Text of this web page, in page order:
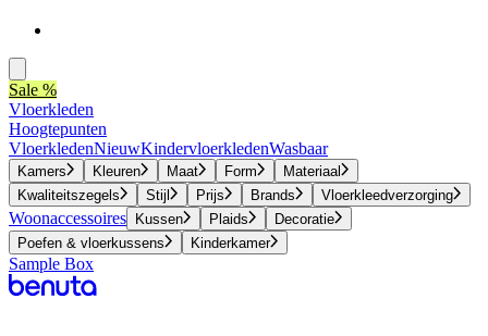
Sale %
Vloerkleden
Hoogtepunten
VloerkledenNieuwKindervloerkledenWasbaar
Kamers Kleuren Maat Form
Materiaal
Kwaliteitszegels
Stijl Prijs Brands Vloerkleedverzorging
Woonaccessoires Kussen Plaids
Decoratie
Poefen & vloerkussens
Kinderkamer
Sample Box